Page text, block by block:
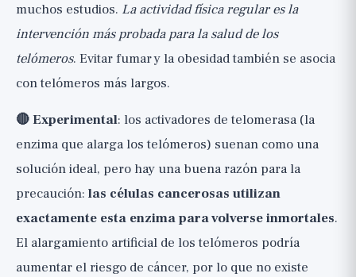
muchos estudios. La actividad física regular es la
intervención más probada para la salud de los
telómeros. Evitar fumar y la obesidad también se asocia
con telómeros más largos.
🔴 Experimental: los activadores de telomerasa (la
enzima que alarga los telómeros) suenan como una
solución ideal, pero hay una buena razón para la
precaución: las células cancerosas utilizan
exactamente esta enzima para volverse inmortales.
El alargamiento artificial de los telómeros podría
aumentar el riesgo de cáncer, por lo que no existe